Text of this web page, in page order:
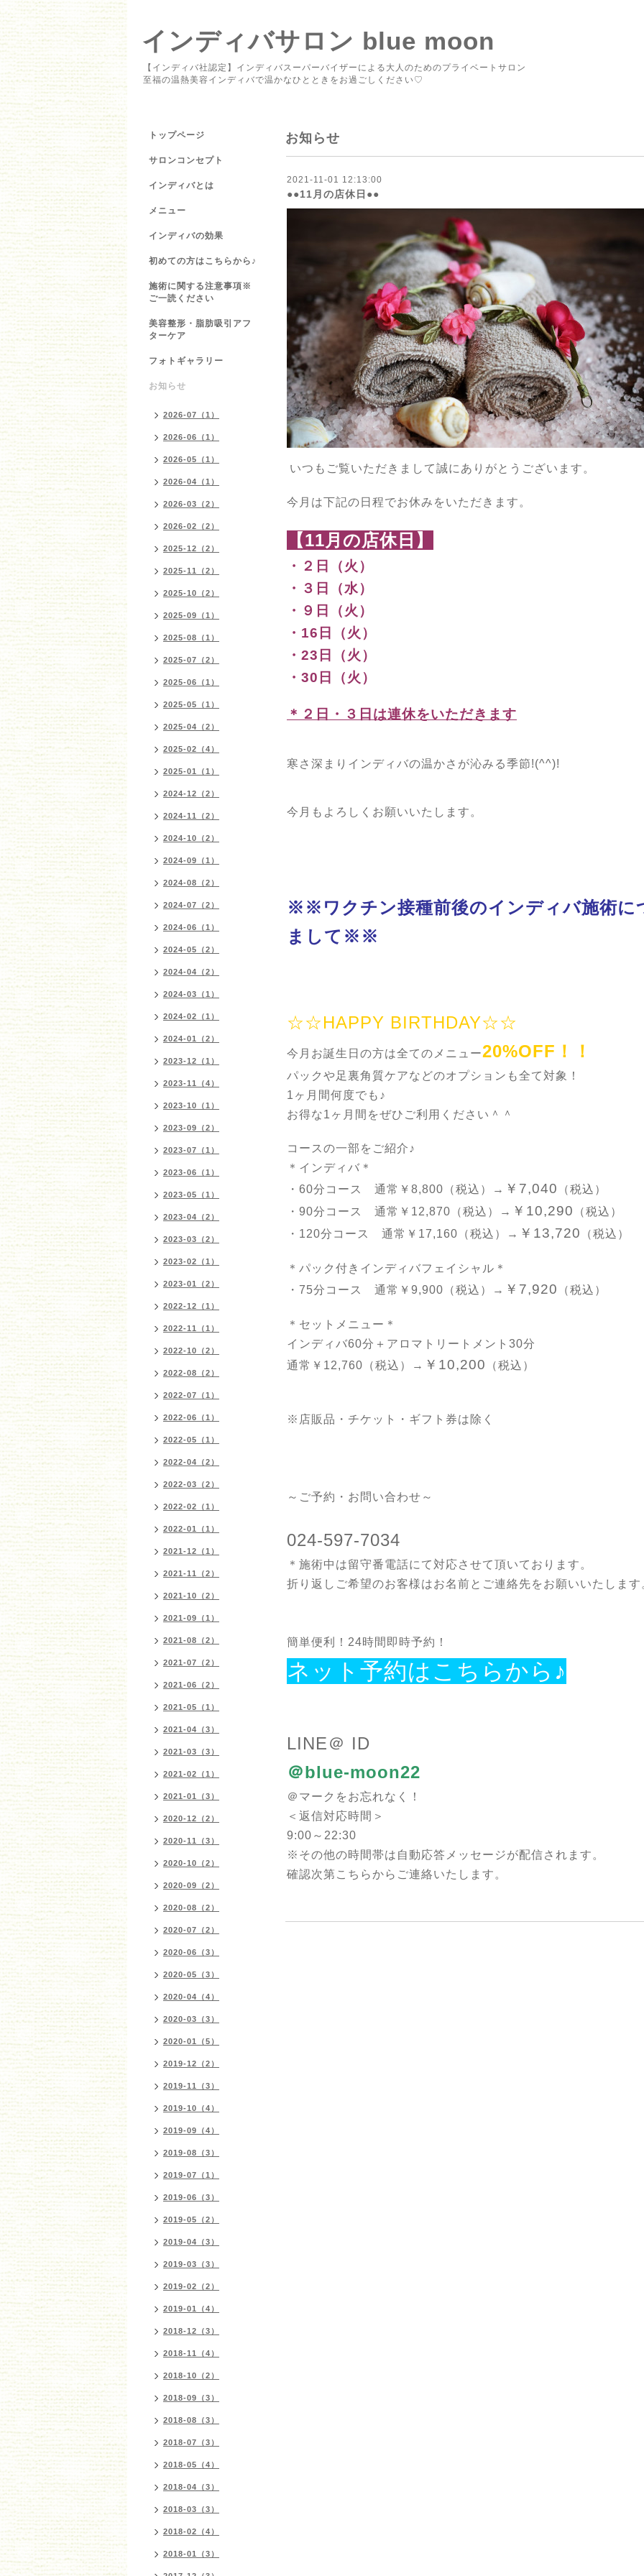
インディバサロン blue moon
【インディバ社認定】インディバスーパーバイザーによる大人のためのプライベートサロン
至福の温熱美容インディバで温かなひとときをお過ごしください♡
お知らせ
2021-11-01 12:13:00
●●11月の店休日●●
いつもご覧いただきまして誠にありがとうございます。
今月は下記の日程でお休みをいただきます。
【11月の店休日】
・２日（火）
・３日（水）
・９日（火）
・16日（火）
・23日（火）
・30日（火）
＊２日・３日は連休をいただきます
寒さ深まりインディバの温かさが沁みる季節!(^^)!
今月もよろしくお願いいたします。
※※ワクチン接種前後のインディバ施術に
まして※※
☆☆HAPPY BIRTHDAY☆☆
今月お誕生日の方は全てのメニュー20%OFF！！
パックや足裏角質ケアなどのオプションも全て対象！
1ヶ月間何度でも♪
お得な1ヶ月間をぜひご利用ください＾＾
コースの一部をご紹介♪
＊インディバ＊
・60分コース 通常￥8,800（税込）→ ￥7,040
（税込）
・90分コース 通常￥12,870（税込）→ ￥10,290
（税込）
・120分コース 通常￥17,160（税込）→ ￥13,720 （税込）
＊パック付きインディバフェイシャル＊
・75分コース 通常￥9,900（税込）→ ￥7,920 （税込）
＊セットメニュー＊
インディバ60分＋アロマトリートメント30分
通常￥12,760（税込）→ ￥10,200 （税込）
※店販品・チケット・ギフト券は除く
～ご予約・お問い合わせ～
024-597-7034
＊施術中は留守番電話にて対応させて頂いております。
折り返しご希望のお客様はお名前とご連絡先をお願いいたします
簡単便利！24時間即時予約！
ネット予約はこちらから♪
LINE＠ ID
＠blue-moon22
＠マークをお忘れなく！
＜返信対応時間＞
9:00～22:30
※その他の時間帯は自動応答メッセージが配信されます。
確認次第こちらからご連絡いたします。
トップページ
サロンコンセプト
インディバとは
メニュー
インディバの効果
初めての方はこちらから♪
施術に関する注意事項※
ご一読ください
美容整形・脂肪吸引アフ
ターケア
フォトギャラリー
お知らせ
2026-07（1）
2026-06（1）
2026-05（1）
2026-04（1）
2026-03（2）
2026-02（2）
2025-12（2）
2025-11（2）
2025-10（2）
2025-09（1）
2025-08（1）
2025-07（2）
2025-06（1）
2025-05（1）
2025-04（2）
2025-02（4）
2025-01（1）
2024-12（2）
2024-11（2）
2024-10（2）
2024-09（1）
2024-08（2）
2024-07（2）
2024-06（1）
2024-05（2）
2024-04（2）
2024-03（1）
2024-02（1）
2024-01（2）
2023-12（1）
2023-11（4）
2023-10（1）
2023-09（2）
2023-07（1）
2023-06（1）
2023-05（1）
2023-04（2）
2023-03（2）
2023-02（1）
2023-01（2）
2022-12（1）
2022-11（1）
2022-10（2）
2022-08（2）
2022-07（1）
2022-06（1）
2022-05（1）
2022-04（2）
2022-03（2）
2022-02（1）
2022-01（1）
2021-12（1）
2021-11（2）
2021-10（2）
2021-09（1）
2021-08（2）
2021-07（2）
2021-06（2）
2021-05（1）
2021-04（3）
2021-03（3）
2021-02（1）
2021-01（3）
2020-12（2）
2020-11（3）
2020-10（2）
2020-09（2）
2020-08（2）
2020-07（2）
2020-06（3）
2020-05（3）
2020-04（4）
2020-03（3）
2020-01（5）
2019-12（2）
2019-11（3）
2019-10（4）
2019-09（4）
2019-08（3）
2019-07（1）
2019-06（3）
2019-05（2）
2019-04（3）
2019-03（3）
2019-02（2）
2019-01（4）
2018-12（3）
2018-11（4）
2018-10（2）
2018-09（3）
2018-08（3）
2018-07（3）
2018-05（4）
2018-04（3）
2018-03（3）
2018-02（4）
2018-01（3）